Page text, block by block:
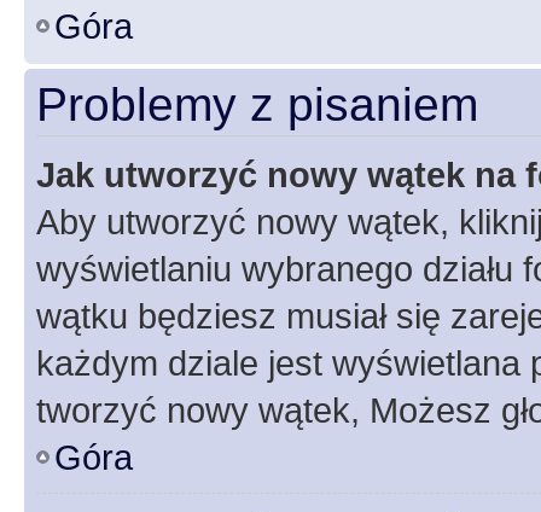
Góra
Problemy z pisaniem
Jak utworzyć nowy wątek na
Aby utworzyć nowy wątek,
wyświetlaniu wybranego działu
wątku będziesz musiał się
każdym dziale jest wyświetlana
tworzyć nowy wątek, Możesz
Góra